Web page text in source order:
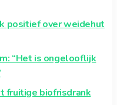
positief over weidehut
“Het is ongelooflijk
fruitige biofrisdrank